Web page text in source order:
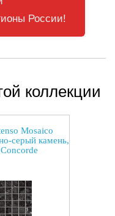
России!
коллекции
Mosaico
серый камень,